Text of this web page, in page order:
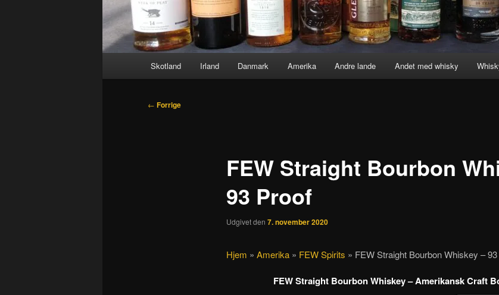
Skotland Irland Danmark Amerika Andre lande Andet med whisky
Indlægsnavigation
← Forrige
FEW Straight Bourbon
93 Proof
Udgivet den 7. november 2020
Hjem » Amerika» FEW Spirits » FEW Straight Bourbon Whiskey –
FEW Straight Bourbon Whiskey – Amerikansk Craft